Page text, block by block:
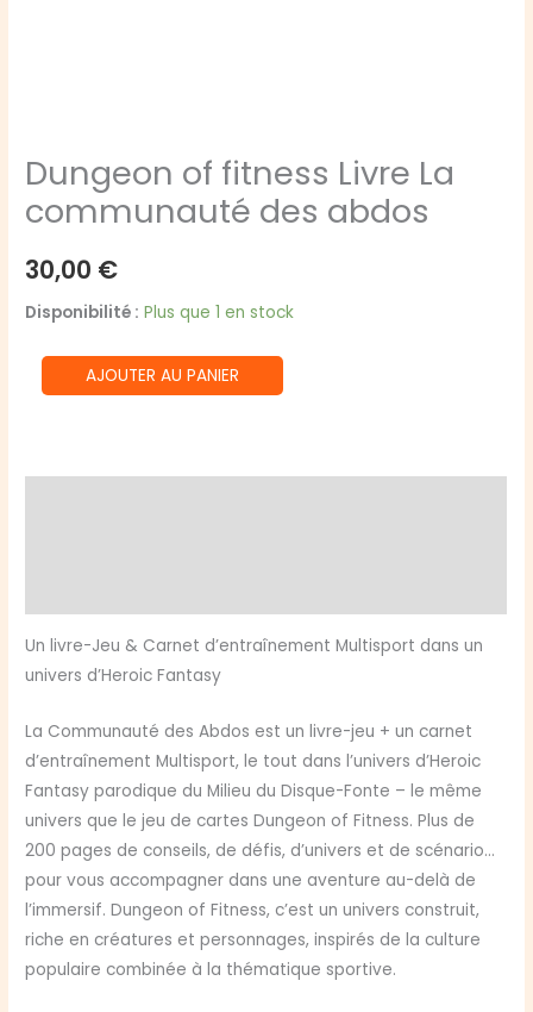
Dungeon of fitness Livre La
communauté des abdos
30,00 €
Disponibilité : Plus que 1 en stock
quantité
de
abdos
AJOUTER AU PANIER
Un livre-Jeu & Carnet d’entraînement Multisport dans un
univers d’Heroic Fantasy
La Communauté des Abdos est un livre-jeu + un carnet
d’entraînement Multisport, le tout dans l’univers d’Heroic
Fantasy parodique du Milieu du Disque-Fonte – le même
univers que le jeu de cartes Dungeon of Fitness. Plus de
200 pages de conseils, de défis, d’univers et de scénario…
pour vous accompagner dans une aventure au-delà de
l’immersif. Dungeon of Fitness, c’est un univers construit,
riche en créatures et personnages, inspirés de la culture
populaire combinée à la thématique sportive.